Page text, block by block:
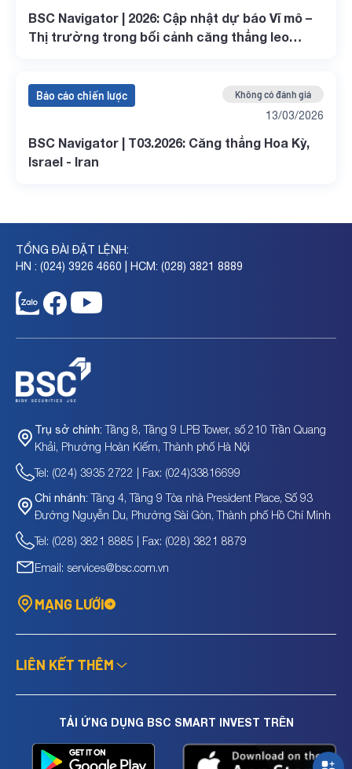
BSC Navigator | 2026: Cập nhật dự báo Vĩ mô –
Thị trường trong bối cảnh căng thẳng leo
Báo cáo chiến lược Không có đánh giá
13/03/2026
BSC Navigator | T03.2026: Căng thẳng Hoa Kỳ,
Israel - Iran
TỔNG ĐÀI ĐẶT LỆNH:
HN : (024) 3926 4660 | HCM: (028) 3821 8889
Trụ sở chính: Tầng 8, Tầng 9 LPB Tower, số 210 Trần Quang
Khải, Phường Hoàn Kiếm, Thành phố Hà Nội
Tel: (024) 3935 2722 | Fax: (024)33816699
Chi nhánh: Tầng 4, Tầng 9 Tòa nhà President Place, Số 93
Đường Nguyễn Du, Phường Sài Gòn, Thành phố Hồ Chí Minh
Tel: (028) 3821 8885 | Fax: (028) 3821 8879
Email: services@bsc.com.vn
MẠNG LƯỚI
LIÊN KẾT THÊM
TẢI ỨNG DỤNG BSC SMART INVEST TRÊN